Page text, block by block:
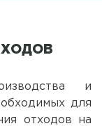
и
для
отходов на